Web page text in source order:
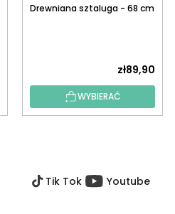
Drewniana sztaluga - 68 cm
zł89,90
WYBIERAĆ
Tik Tok Youtube